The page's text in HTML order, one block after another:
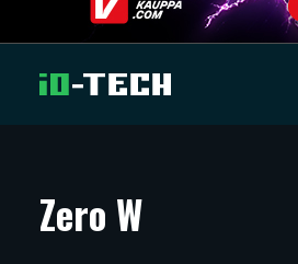
ARTIKKELIT
Zero W